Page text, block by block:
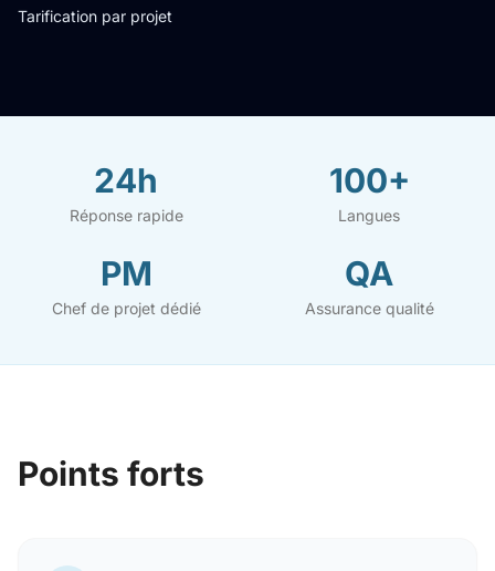
Tarification par projet
24h
Réponse rapide
100+
Langues
PM
Chef de projet dédié
QA
Assurance qualité
Points forts